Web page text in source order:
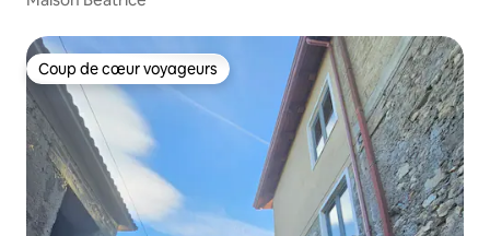
Coup de cœur voyageurs
Coup de cœur voyageurs